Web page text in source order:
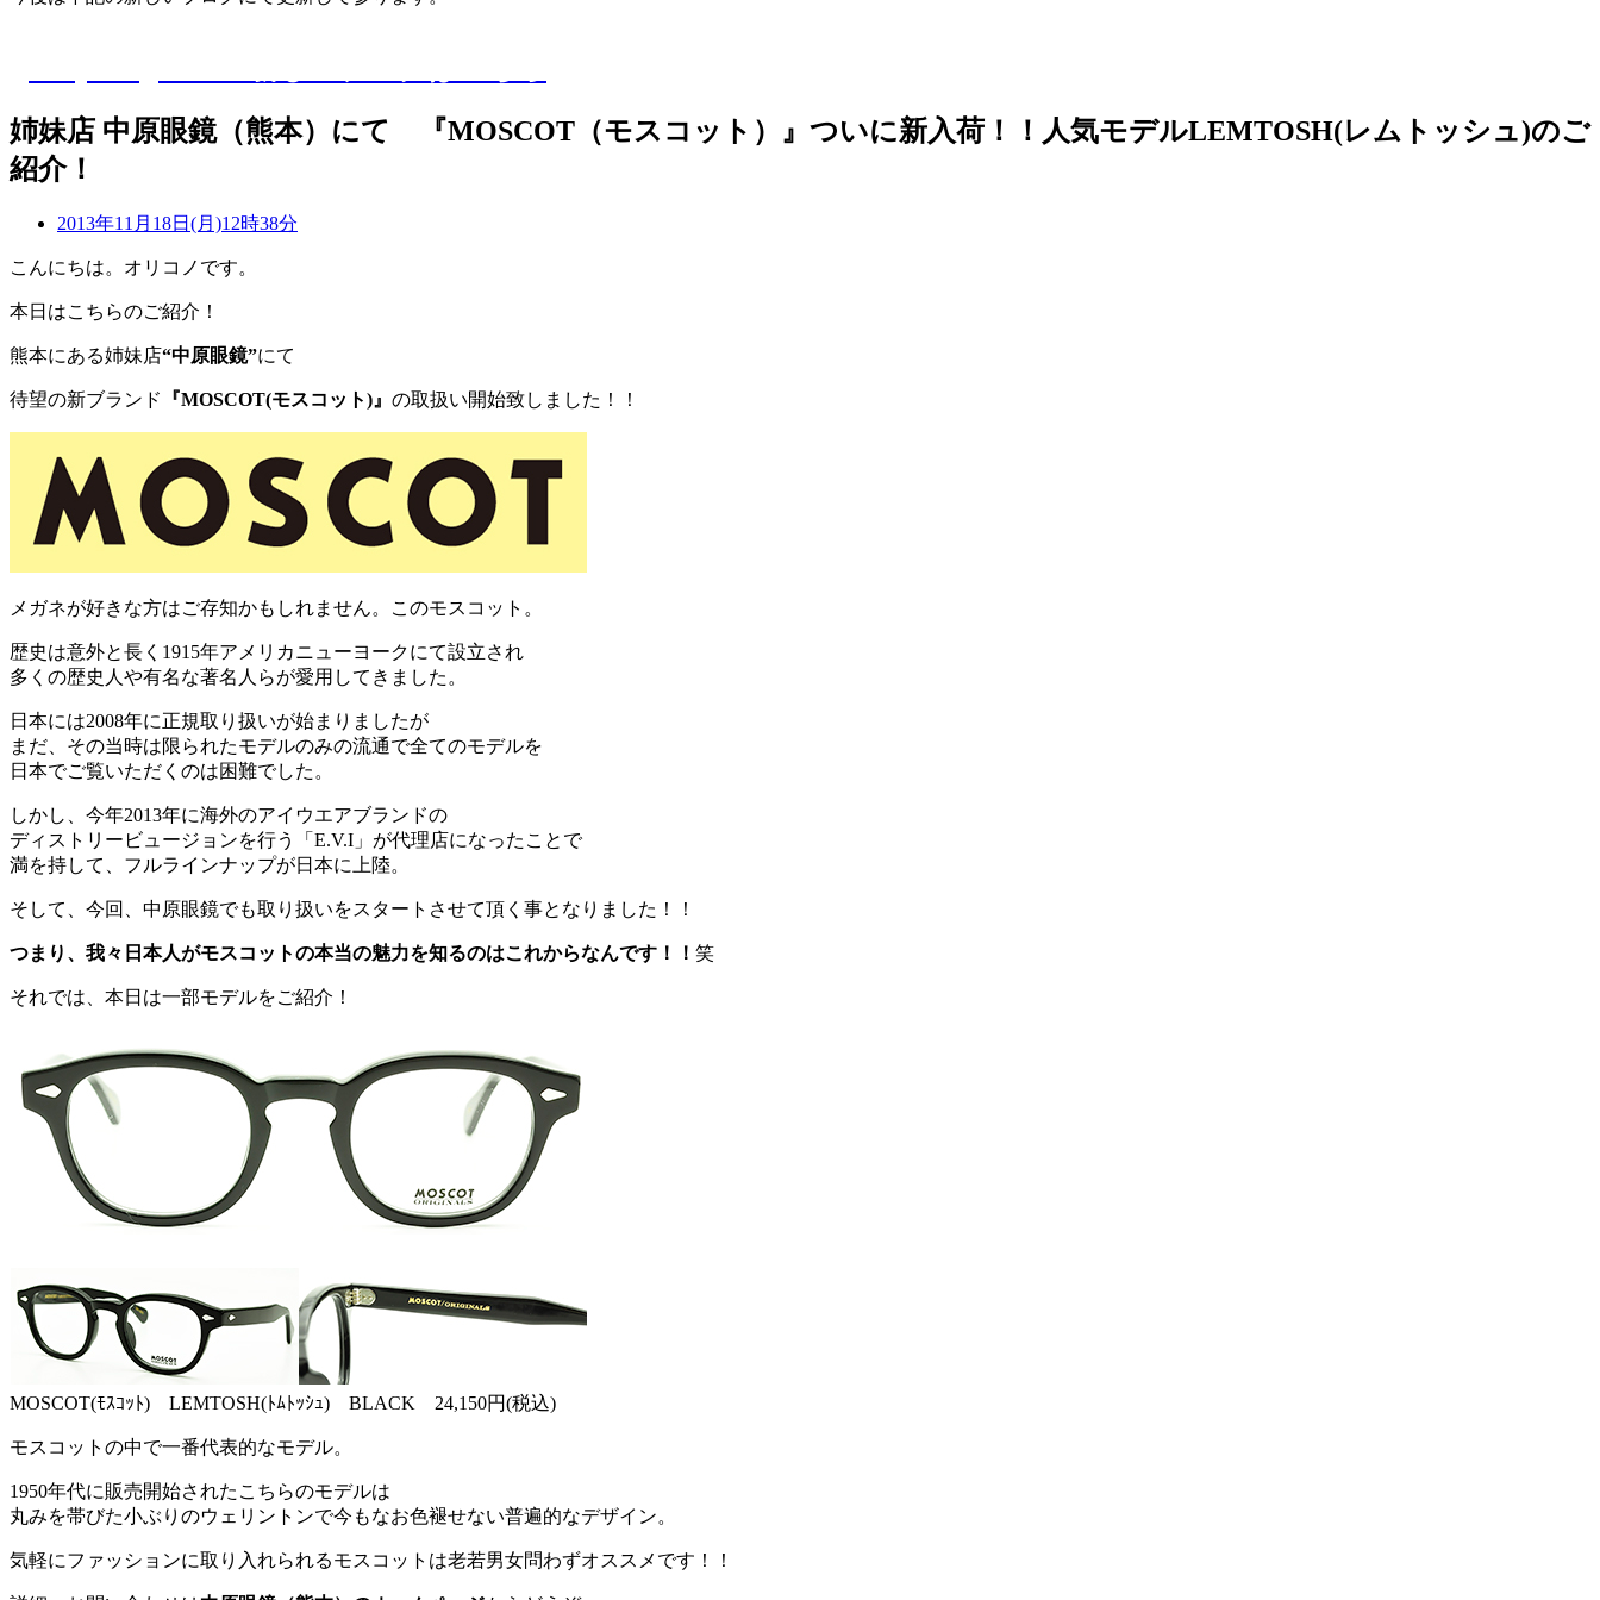
姉妹店 中原眼鏡（熊本）にて 『MOSCOT（モスコット）』ついに新入荷！！人気モデルLEMTOSH(レムトッシュ)のご
紹介！
2013年11月18日(月)12時38分
こんにちは。オリコノです。
本日はこちらのご紹介！
熊本にある姉妹店“中原眼鏡”にて
待望の新ブランド 『MOSCOT(モスコット)』 の取扱い開始致しました！！
メガネが好きな方はご存知かもしれません。このモスコット。
歴史は意外と長く1915年アメリカニューヨークにて設立され
多くの歴史人や有名な著名人らが愛用してきました。
日本には2008年に正規取り扱いが始まりましたが
まだ、その当時は限られたモデルのみの流通で全てのモデルを
日本でご覧いただくのは困難でした。
しかし、今年2013年に海外のアイウエアブランドの
ディストリービュージョンを行う「E.V.I」が代理店になったことで
満を持して、フルラインナップが日本に上陸。
そして、今回、中原眼鏡でも取り扱いをスタートさせて頂く事となりました！！
つまり、我々日本人がモスコットの本当の魅力を知るのはこれからなんです！！ 笑
それでは、本日は一部モデルをご紹介！
MOSCOT(ﾓｽｺｯﾄ) LEMTOSH(ﾄﾑﾄｯｼｭ) BLACK 24,150円(税込)
モスコットの中で一番代表的なモデル。
1950年代に販売開始されたこちらのモデルは
丸みを帯びた小ぶりのウェリントンで今もなお色褪せない普遍的なデザイン。
気軽にファッションに取り入れられるモスコットは老若男女問わずオススメです！！